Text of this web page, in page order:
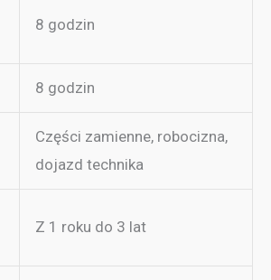
8 godzin
8 godzin
Części zamienne, robocizna,
dojazd technika
Z 1 roku do 3 lat